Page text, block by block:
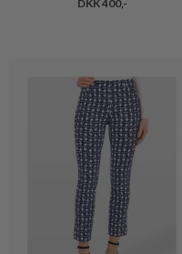
DKK 400,-